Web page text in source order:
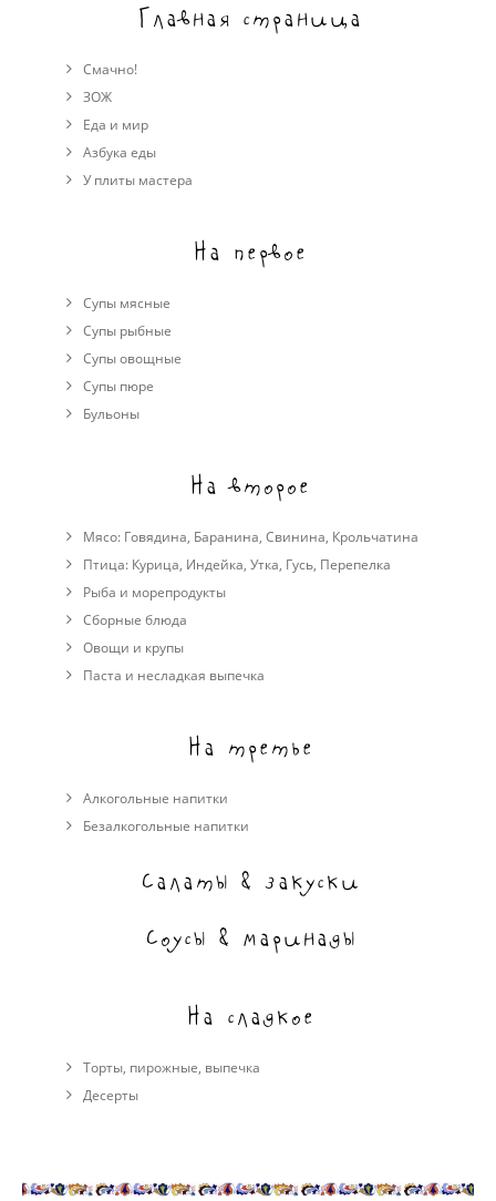
Главная страница
Смачно!
ЗОЖ
Еда и мир
Азбука еды
У плиты мастера
На первое
Супы мясные
Супы рыбные
Супы овощные
Cупы пюре
Бульоны
На второе
Мясо: Говядина, Баранина, Свинина, Крольчатина
Птица: Курица, Индейка, Утка, Гусь, Перепелка
Рыба и морепродукты
Сборные блюда
Овощи и крупы
Паста и несладкая выпечка
На третье
Алкогольные напитки
Безалкогольные напитки
Салаты & закуски
Соусы & маринады
На сладкое
Торты, пирожные, выпечка
Десерты